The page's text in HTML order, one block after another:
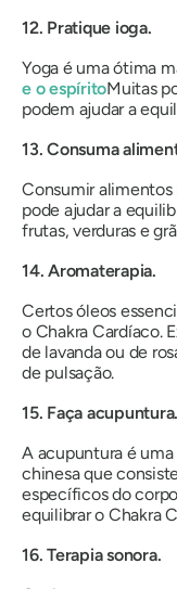
12. Pratique ioga.
Yoga é uma ótima
e o espíritoMuitas
podem ajudar a
13. Consuma
Consumir
pode ajudar a
frutas, verduras e
14. Aromaterapia.
Certos óleos
o Chakra Cardíaco.
de lavanda ou de
de pulsação.
15. Faça acupuntura.
A acupuntura é
chinesa que
específicos do
equilibrar o Chakra
16. Terapia sonora.